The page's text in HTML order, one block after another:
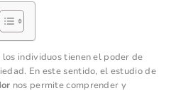
los individuos tienen el poder de
En este sentido, el estudio de
nos permite comprender y